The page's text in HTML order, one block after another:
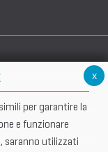
x
per garantire la
e funzionare
saranno utilizzati